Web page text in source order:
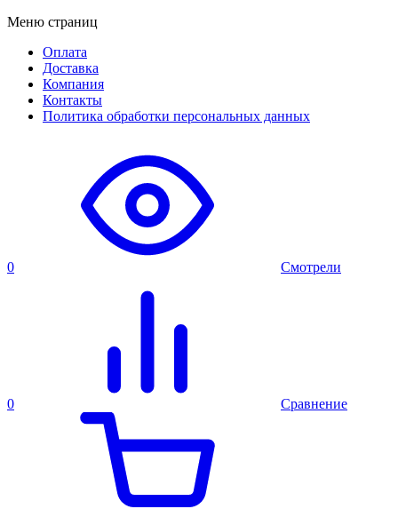
Меню страниц
Оплата
Доставка
Компания
Контакты
Политика обработки персональных данных
0 Смотрели
0 Сравнение